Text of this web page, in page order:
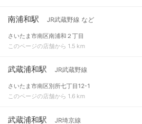
南浦和駅 JR武蔵野線 など
さいたま市南区南浦和２丁目
このページの店舗から 1.5 km
武蔵浦和駅 JR武蔵野線
さいたま市南区別所七丁目12-1
このページの店舗から 1.6 km
武蔵浦和駅 JR埼京線